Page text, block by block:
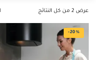
عرض ⁦2⁩ من كل النتائج
-20%